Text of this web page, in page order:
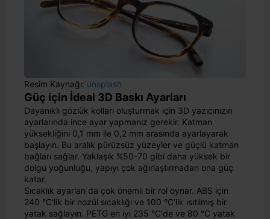
Resim Kaynağı: unsplash
Güç için İdeal 3D Baskı Ayarları
Dayanıklı gözlük kolları oluşturmak için 3D yazıcınızın
ayarlarında ince ayar yapmanız gerekir. Katman
yüksekliğini 0,1 mm ile 0,2 mm arasında ayarlayarak
başlayın. Bu aralık pürüzsüz yüzeyler ve güçlü katman
bağları sağlar. Yaklaşık %50-70 gibi daha yüksek bir
dolgu yoğunluğu, yapıyı çok ağırlaştırmadan ona güç
katar.
Sıcaklık ayarları da çok önemli bir rol oynar. ABS için
240 °C'lik bir nozül sıcaklığı ve 100 °C'lik ısıtılmış bir
yatak sağlayın. PETG en iyi 235 °C'de ve 80 °C yatak